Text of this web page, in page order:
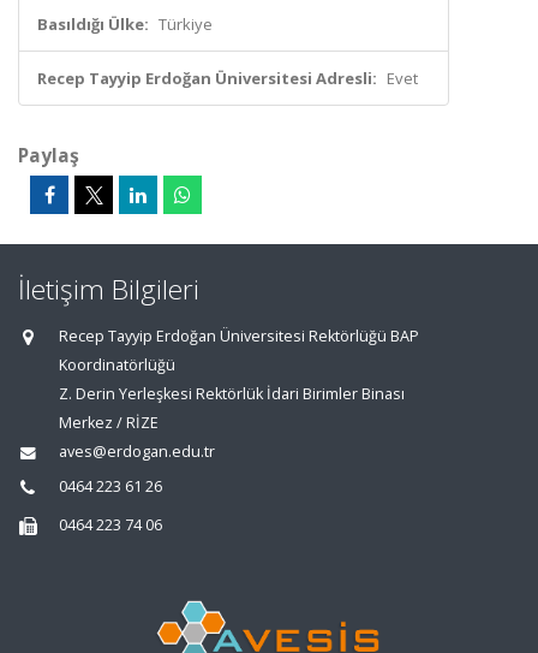
Basıldığı Ülke: Türkiye
Recep Tayyip Erdoğan Üniversitesi Adresli: Evet
Paylaş
İletişim Bilgileri
Recep Tayyip Erdoğan Üniversitesi Rektörlüğü BAP
Koordinatörlüğü
Z. Derin Yerleşkesi Rektörlük İdari Birimler Binası
Merkez / RİZE
aves@erdogan.edu.tr
0464 223 61 26
0464 223 74 06